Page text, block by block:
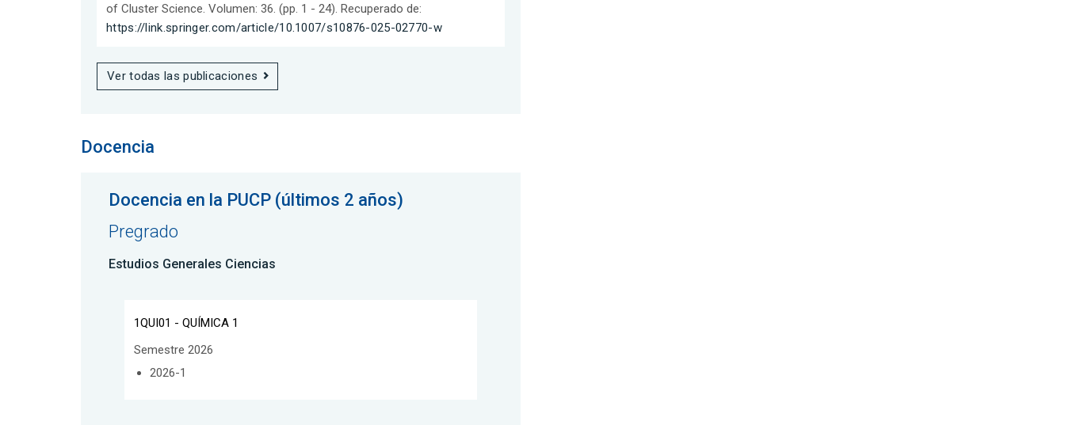
of Cluster Science. Volumen: 36. (pp. 1 - 24). Recuperado de:
https://link.springer.com/article/10.1007/s10876-025-02770-w
Ver todas las publicaciones
Docencia
Docencia en la PUCP (últimos 2 años)
Pregrado
Estudios Generales Ciencias
1QUI01 - QUÍMICA 1
Semestre 2026
2026-1